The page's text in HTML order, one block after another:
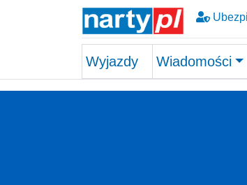
Wyjazdy Wiadomości